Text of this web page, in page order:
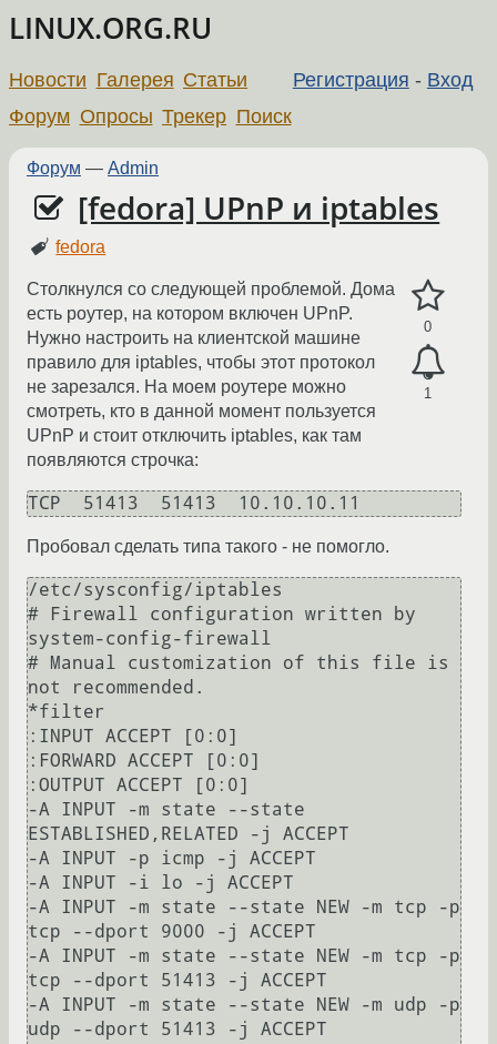
LINUX.ORG.RU
Регистрация - Вход
Новости Галерея Статьи
Форум Опросы Трекер Поиск
Форум — Admin
[fedora] UPnP и iptables
fedora
0
1
Столкнулся со следующей проблемой. Дома
есть роутер, на котором включен UPnP.
Нужно настроить на клиентской машине
правило для iptables, чтобы этот протокол
не зарезался. На моем роутере можно
смотреть, кто в данной момент пользуется
UPnP и стоит отключить iptables, как там
появляются строчка:
TCP  51413  51413  10.10.10.11
Пробовал сделать типа такого - не помогло.
/etc/sysconfig/iptables
# Firewall configuration written by
system-config-firewall
# Manual customization of this file is
not recommended.
*filter
:INPUT ACCEPT [0:0]
:FORWARD ACCEPT [0:0]
:OUTPUT ACCEPT [0:0]
-A INPUT -m state --state
ESTABLISHED,RELATED -j ACCEPT
-A INPUT -p icmp -j ACCEPT
-A INPUT -i lo -j ACCEPT
-A INPUT -m state --state NEW -m tcp -p
tcp --dport 9000 -j ACCEPT
-A INPUT -m state --state NEW -m tcp -p
tcp --dport 51413 -j ACCEPT
-A INPUT -m state --state NEW -m udp -p
udp --dport 51413 -j ACCEPT